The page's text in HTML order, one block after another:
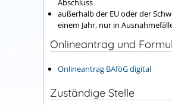
Abschluss
außerhalb der EU oder der
einem Jahr, nur in
Onlineantrag und
Onlineantrag BAföG digital
Zuständige Stelle